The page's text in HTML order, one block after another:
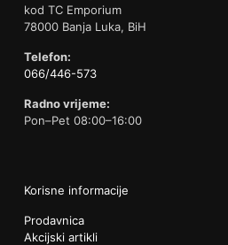
kod TC Emporium
78000 Banja Luka, BiH
Telefon:
066/446-573
Radno vrijeme:
Pon–Pet 08:00–16:00
Korisne informacije
Prodavnica
Akcijski artikli